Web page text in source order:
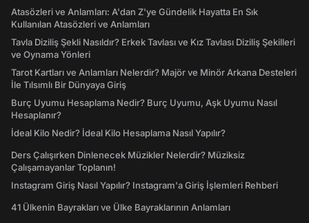
Atasözleri ve Anlamları: A'dan Z'ye Gündelik Hayatta En Sık
Kullanılan Atasözleri ve Anlamları
Tavla Diziliş Şekli Nasıldır? Erkek Tavlası ve Kız Tavlası Diziliş Şekilleri
ve Oynama Yönleri
Tarot Kartları ve Anlamları Nelerdir? Majör ve Minör Arkana Desteleri
İle Tılsımlı Bir Dünyaya Giriş
Burç Uyumu Hesaplama Nedir? Burç Uyumu, Aşk Uyumu Nasıl
Hesaplanır?
İdeal Kilo Nedir? İdeal Kilo Hesaplama Nasıl Yapılır?
Ders Çalışırken Dinlenecek Müzikler Nelerdir? Müziksiz
Çalışamayanlar Toplanın!
Instagram Giriş Nasıl Yapılır? Instagram'a Giriş İşlemleri Rehberi
41 Ülkenin Bayrakları ve Ülke Bayraklarının Anlamları